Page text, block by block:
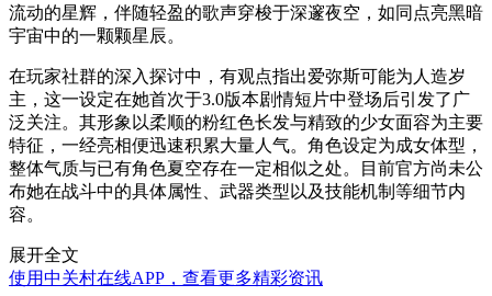
流动的星辉，伴随轻盈的歌声穿梭于深邃夜空，如同点亮黑暗
宇宙中的一颗颗星辰。
在玩家社群的深入探讨中，有观点指出爱弥斯可能为人造岁
主，这一设定在她首次于3.0版本剧情短片中登场后引发了广
泛关注。其形象以柔顺的粉红色长发与精致的少女面容为主要
特征，一经亮相便迅速积累大量人气。角色设定为成女体型，
整体气质与已有角色夏空存在一定相似之处。目前官方尚未公
布她在战斗中的具体属性、武器类型以及技能机制等细节内
容。
展开全文
使用中关村在线APP，查看更多精彩资讯